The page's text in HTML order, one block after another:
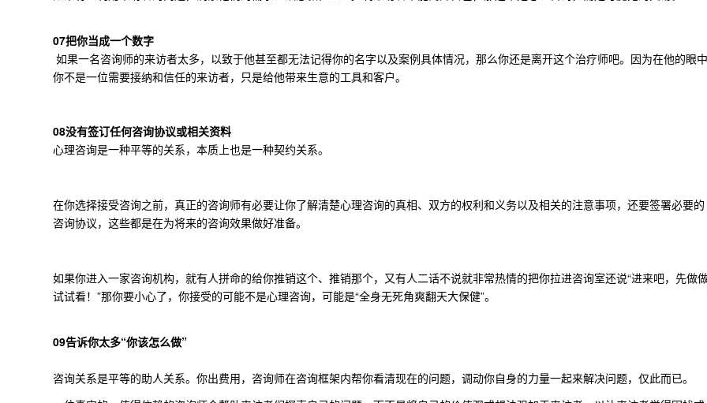
07把你当成一个数字
如果一名咨询师的来访者太多，以致于他甚至都无法记得你的名字以及案例具体情况，那么你还是离开这个治疗师吧。因为在他的眼中
你不是一位需要接纳和信任的来访者，只是给他带来生意的工具和客户。
08没有签订任何咨询协议或相关资料
心理咨询是一种平等的关系，本质上也是一种契约关系。
在你选择接受咨询之前，真正的咨询师有必要让你了解清楚心理咨询的真相、双方的权利和义务以及相关的注意事项，还要签署必要的
咨询协议，这些都是在为将来的咨询效果做好准备。
如果你进入一家咨询机构，就有人拼命的给你推销这个、推销那个，又有人二话不说就非常热情的把你拉进咨询室还说“进来吧，先做
试试看！”那你要小心了，你接受的可能不是心理咨询，可能是“全身无死角爽翻天大保健”。
09告诉你太多“你该怎么做”
咨询关系是平等的助人关系。你出费用，咨询师在咨询框架内帮你看清现在的问题，调动你自身的力量一起来解决问题，仅此而已。